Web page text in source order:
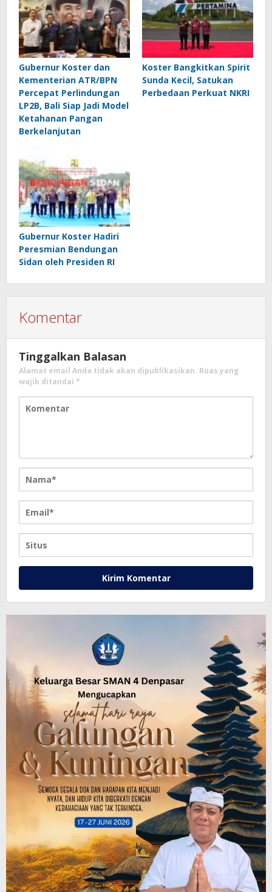
Gubernur Koster dan
Kementerian ATR/BPN
Percepat Perlindungan
LP2B, Bali Siap Jadi Model
Ketahanan Pangan
Berkelanjutan
Koster Bangkitkan Spirit
Sunda Kecil, Satukan
Perbedaan Perkuat NKRI
Gubernur Koster Hadiri
Peresmian Bendungan
Sidan oleh Presiden RI
Komentar
Tinggalkan Balasan
Alamat email Anda tidak akan dipublikasikan. Ruas yang
wajib ditandai *